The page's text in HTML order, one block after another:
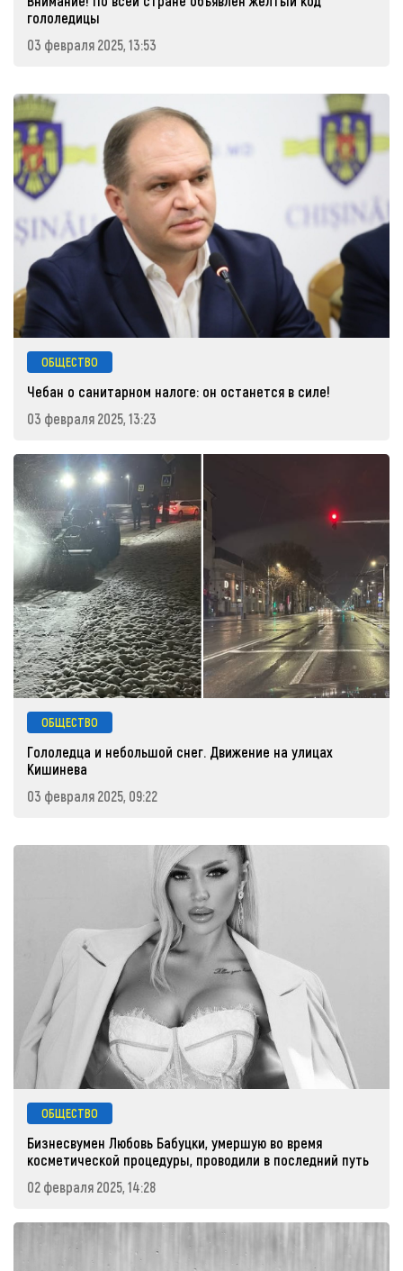
гололедицы
03 февраля 2025, 13:53
ОБЩЕСТВО
Чебан о санитарном налоге: он останется в силе!
03 февраля 2025, 13:23
ОБЩЕСТВО
Гололедца и небольшой снег. Движение на улицах
Кишинева
03 февраля 2025, 09:22
ОБЩЕСТВО
Бизнесвумен Любовь Бабуцки, умершую во время
косметической процедуры, проводили в последний путь
02 февраля 2025, 14:28